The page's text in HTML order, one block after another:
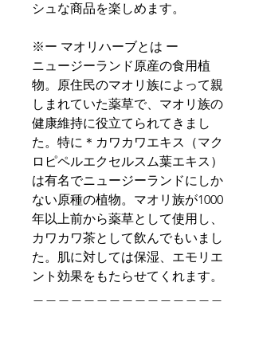
シュな商品を楽しめます。
※ー マオリハーブとは ー
ニュージーランド原産の食用植
物。原住民のマオリ族によって親
しまれていた薬草で、マオリ族の
健康維持に役立てられてきまし
た。特に＊カワカワエキス（マク
ロピペルエクセルスム葉エキス）
は有名でニュージーランドにしか
ない原種の植物。マオリ族が1000
年以上前から薬草として使用し、
カワカワ茶として飲んでもいまし
た。肌に対しては保湿、エモリエ
ント効果をもたらせてくれます。